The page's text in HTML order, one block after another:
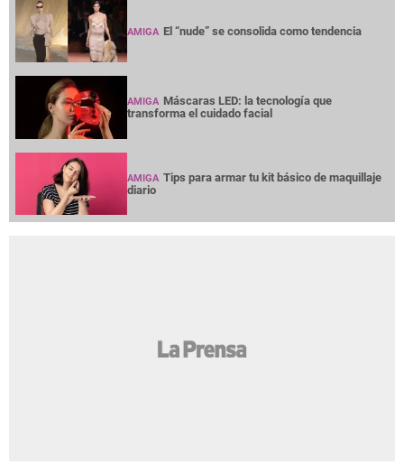
AMIGA El “nude” se consolida como tendencia
AMIGA Máscaras LED: la tecnología que
transforma el cuidado facial
AMIGA Tips para armar tu kit básico de maquillaje
diario